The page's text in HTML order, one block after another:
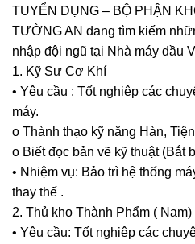
TUYỂN DỤNG – BỘ PHẬN
TƯỜNG AN đang tìm kiếm
nhập đội ngũ tại Nhà máy dầu
1. Kỹ Sư Cơ Khí
• Yêu cầu : Tốt nghiệp các
máy.
o Thành thạo kỹ năng Hàn,
o Biết đọc bản vẽ kỹ thuật (Bắt
• Nhiệm vụ: Bảo trì hệ thống
thay thế .
2. Thủ kho Thành Phẩm ( Nam)
• Yêu cầu: Tốt nghiệp các